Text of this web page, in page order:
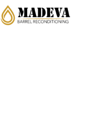
Doorgaan
naar
artikel